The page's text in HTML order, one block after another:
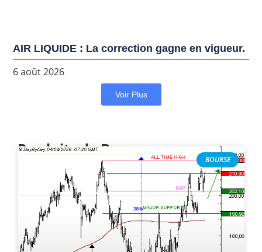
AIR LIQUIDE : La correction gagne en vigueur.
6 août 2026
Voir Plus
Produits de Bourse
BOURSE